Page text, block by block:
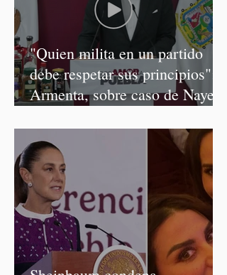
"Quien milita en un partido
debe respetar sus principios":
Armenta, sobre caso de Nayeli